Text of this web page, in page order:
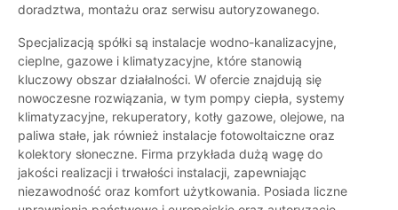
doradztwa, montażu oraz serwisu autoryzowanego.
Specjalizacją spółki są instalacje wodno-kanalizacyjne,
cieplne, gazowe i klimatyzacyjne, które stanowią
kluczowy obszar działalności. W ofercie znajdują się
nowoczesne rozwiązania, w tym pompy ciepła, systemy
klimatyzacyjne, rekuperatory, kotły gazowe, olejowe, na
paliwa stałe, jak również instalacje fotowoltaiczne oraz
kolektory słoneczne. Firma przykłada dużą wagę do
jakości realizacji i trwałości instalacji, zapewniając
niezawodność oraz komfort użytkowania. Posiada liczne